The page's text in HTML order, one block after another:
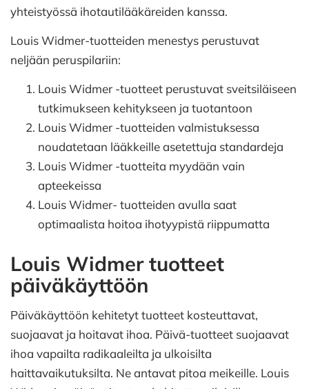
yhteistyössä ihotautilääkäreiden kanssa.
Louis Widmer-tuotteiden menestys perustuvat
neljään peruspilariin:
Louis Widmer -tuotteet perustuvat sveitsiläiseen
tutkimukseen kehitykseen ja tuotantoon
Louis Widmer -tuotteiden valmistuksessa
noudatetaan lääkkeille asetettuja standardeja
Louis Widmer -tuotteita myydään vain
apteekeissa
Louis Widmer- tuotteiden avulla saat
optimaalista hoitoa ihotyypistä riippumatta
Louis Widmer tuotteet
päiväkäyttöön
Päiväkäyttöön kehitetyt tuotteet kosteuttavat,
suojaavat ja hoitavat ihoa. Päivä-tuotteet suojaavat
ihoa vapailta radikaaleilta ja ulkoisilta
haittavaikutuksilta. Ne antavat pitoa meikeille. Louis